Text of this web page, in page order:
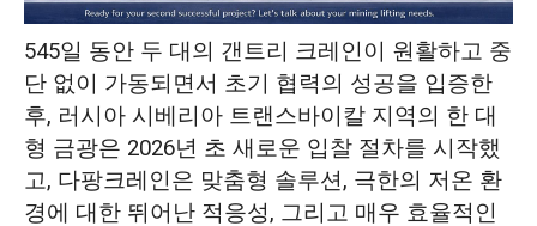
전략적 물류 솔루션: 환적 위험 제거를 통한
정시 배송 보장
일회성 시운전 성공을 위한 완벽한 공정 제
어
545일 동안 두 대의 갠트리 크레인이 원활하고 중
단 없이 가동되면서 초기 협력의 성공을 입증한
후, 러시아 시베리아 트랜스바이칼 지역의 한 대
형 금광은 2026년 초 새로운 입찰 절차를 시작했
고, 다팡크레인은 맞춤형 솔루션, 극한의 저온 환
경에 대한 뛰어난 적응성, 그리고 매우 효율적인